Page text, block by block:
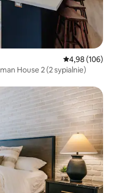
Średnia
4,98 (106)
House 2 (2 sypialnie)
Wybór gości